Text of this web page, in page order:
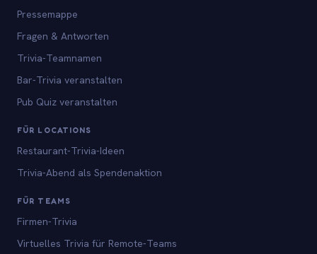
Pressemappe
Fragen & Antworten
Trivia-Teamnamen
Bar-Trivia veranstalten
Pub Quiz veranstalten
FÜR LOCATIONS
Restaurant-Trivia-Ideen
Trivia-Abend als Spendenaktion
FÜR TEAMS
Firmen-Trivia
Virtuelles Trivia für Remote-Teams